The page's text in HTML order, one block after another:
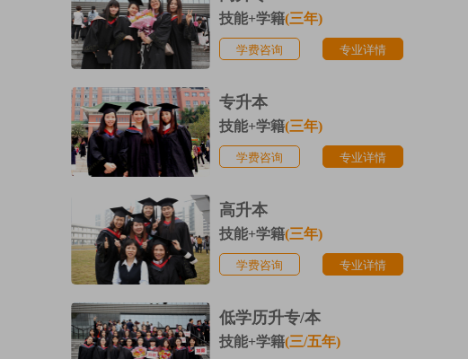
技能+学籍(三年)
学费咨询 专业详情
专升本
技能+学籍(三年)
学费咨询 专业详情
高升本
技能+学籍(三年)
学费咨询 专业详情
低学历升专/本
技能+学籍(三/五年)